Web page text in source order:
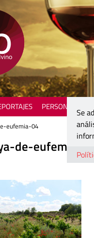
PERSONAJES
eufemia-04
de-eufemia-04
Se